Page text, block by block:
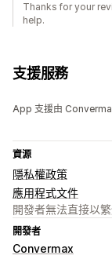
Thanks for your
help.
支援服務
App 支援由
資源
隱私權政策
應用程式文件
開發者無法直接以
開發者
Convermax